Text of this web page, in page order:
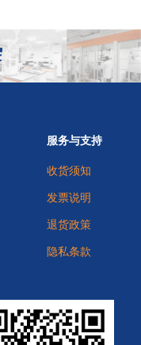
服务与支持
收货须知
发票说明
退货政策
隐私条款